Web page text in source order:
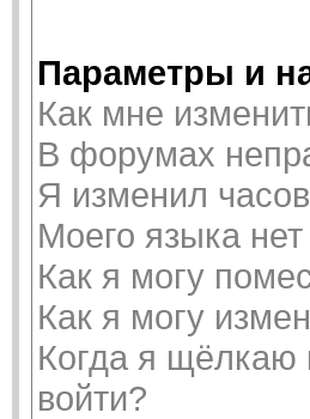
Параметры и
Как мне
В форумах
Я изменил
Моего языка нет
Как я могу
Как я могу
Когда я щёлкаю
войти?